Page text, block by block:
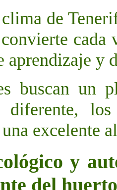
de
cada
aprendizaje y
buscan un
diferente,
excelente
y
del huerto